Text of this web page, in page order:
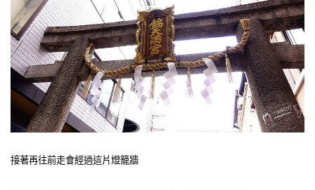
接著再往前走會經過這片燈籠牆